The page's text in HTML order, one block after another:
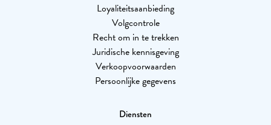
Loyaliteitsaanbieding
Volgcontrole
Recht om in te trekken
Juridische kennisgeving
Verkoopvoorwaarden
Persoonlijke gegevens
Diensten